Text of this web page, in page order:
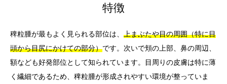
特徴
稗粒腫が最もよく見られる部位は、 上まぶたや目の周囲（特に目
頭から目尻にかけての部分）です。次いで頬の上部、鼻の周辺、
額なども好発部位として知られています。目周りの皮膚は特に薄
く繊細であるため、稗粒腫が形成されやすい環境が整っていま